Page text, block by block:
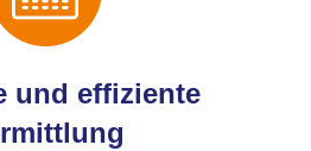
und effiziente